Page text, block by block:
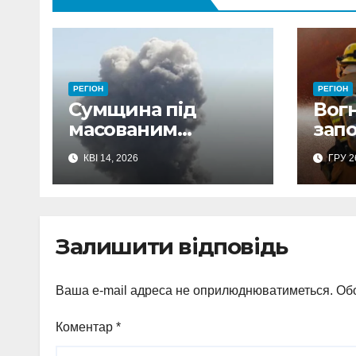
РЕГІОН
Сумщина під
масованим
ударом: загиблий
водій, поранені та
пошкоджена
КВІ 14, 2026
РЕГІОН
ГРУ
Залишити відповідь
Ваша e-mail адреса не оприлюднюватиметься.
Коментар *